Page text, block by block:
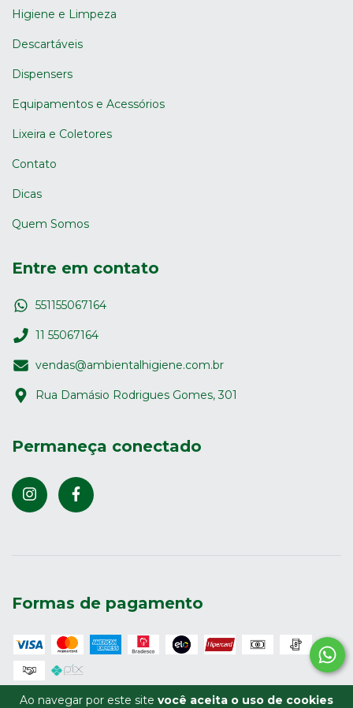
Ao navegar por este site você aceita o uso de cookies
Higiene e Limpeza
Descartáveis
Dispensers
Equipamentos e Acessórios
Lixeira e Coletores
Contato
Dicas
Quem Somos
Entre em contato
551155067164
11 55067164
vendas@ambientalhigiene.com.br
Rua Damásio Rodrigues Gomes, 301
Permaneça conectado
Formas de pagamento